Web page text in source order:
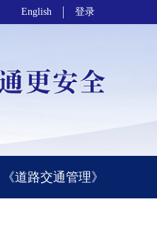
English 登录
《道路交通管理》